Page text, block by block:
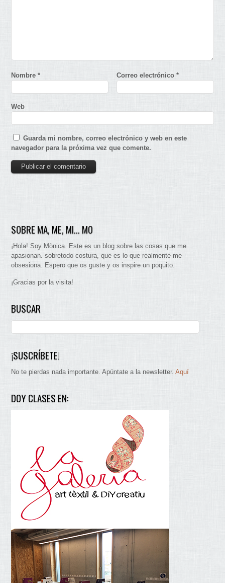
Nombre* Correo electrónico*
Web
Guarda mi nombre, correo electrónico y web en este
navegador para la próxima vez que comente.
SOBRE MA, ME, MI… MO
¡Hola! Soy Mònica. Este es un blog sobre las cosas que me
apasionan. sobretodo costura, que es lo que realmente me
obsesiona. Espero que os guste y os inspire un poquito.
¡Gracias por la visita!
BUSCAR
¡SUSCRÍBETE!
No te pierdas nada importante. Apúntate a la newsletter.Aquí
DOY CLASES EN: